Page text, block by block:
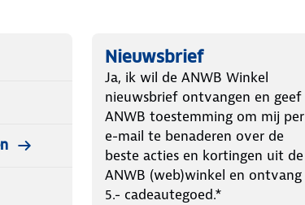
Nieuwsbrief
Ja, ik wil de ANWB Winkel
nieuwsbrief ontvangen en geef
ANWB toestemming om mij per
e-mail te benaderen over de
beste acties en kortingen uit de
ANWB (web)winkel en ontvang
5.- cadeautegoed.*